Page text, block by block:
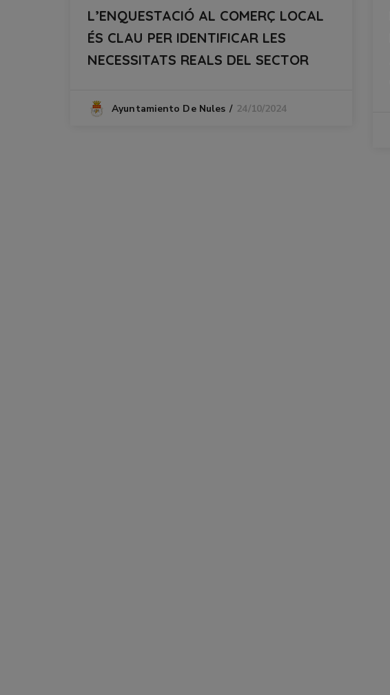
L’ENQUESTACIÓ AL COMERÇ LOCAL
ÉS CLAU PER IDENTIFICAR LES
NECESSITATS REALS DEL SECTOR
Ayuntamiento De Nules 24/10/2024